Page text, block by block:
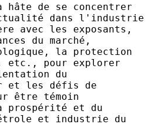
hâte de se concentrer
dans l'industrie
avec les exposants,
du marché,
la protection
etc., pour explorer
du
et les défis de
être témoin
prospérité et du
et industrie du